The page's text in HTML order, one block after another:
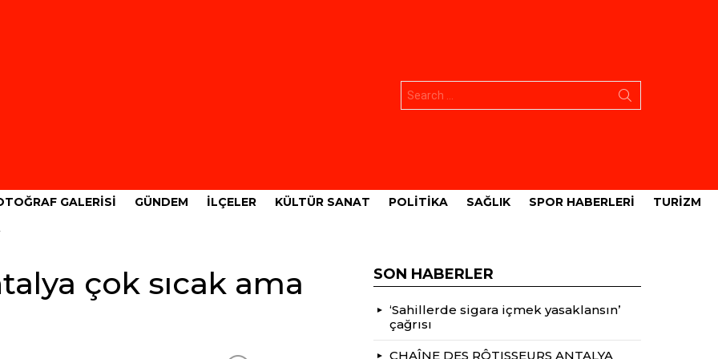
GALERISI GÜNDEM İLÇELER KÜLTÜR SANAT POLITIKA SAĞLIK SPOR HABERLERI TURIZM
çok sıcak ama
SON HABERLER
‘Sahillerde sigara içmek yasaklansın’
çağrısı
CHAÎNE DES RÔTISSEURS ANTALYA